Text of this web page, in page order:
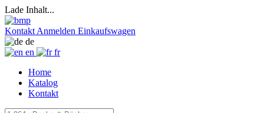
Lade Inhalt...
Kontakt Anmelden Einkaufswagen
de
en
fr
Home
Katalog
Kontakt